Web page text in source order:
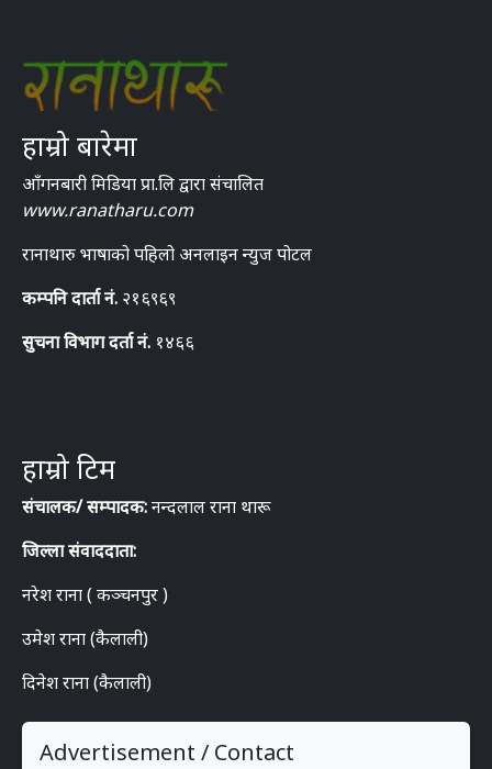
हाम्रो बारेमा
आँगनबारी मिडिया प्रा.लि द्वारा संचालित
www.ranatharu.com
रानाथारु भाषाको पहिलो अनलाइन न्युज पोटल
कम्पनि दार्ता नं. २१६९६९
सुचना विभाग दर्ता नं. १४६६
हाम्रो टिम
संचालक/ सम्पादक:नन्दलाल राना थारू
जिल्ला संवाददाता:
नरेश राना ( कञ्चनपुर )
उमेश राना (कैलाली)
दिनेश राना (कैलाली)
Advertisement / Contact